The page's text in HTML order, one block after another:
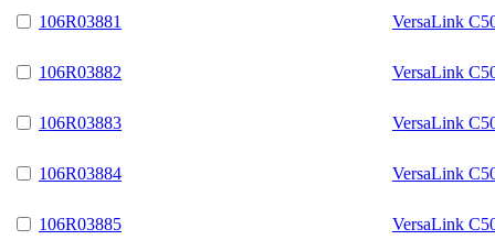
106R03881 VersaLink
106R03882 VersaLink
106R03883 VersaLink
106R03884 VersaLink
106R03885 VersaLink